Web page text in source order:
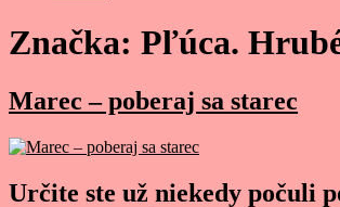
Značka: Pľúca.
Marec – poberaj sa starec
Určite ste už niekedy počuli